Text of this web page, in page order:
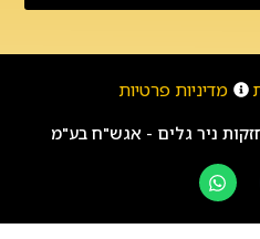
מדיניות פרטיות
ניר גלים - אגש"ח בע"מ